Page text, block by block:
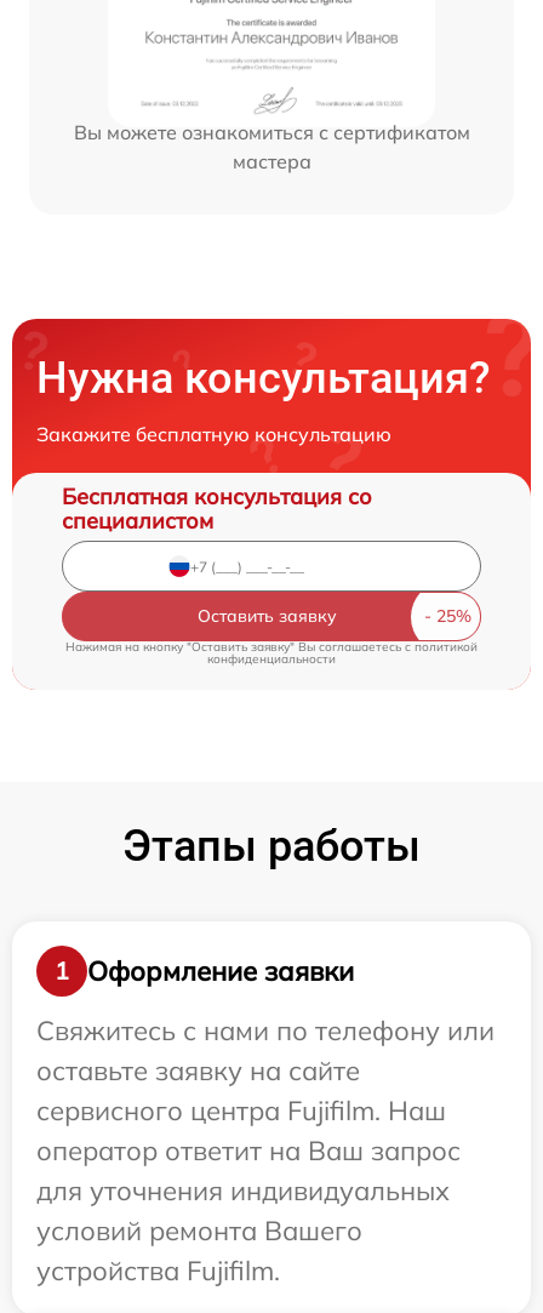
Вы можете ознакомиться с сертификатом
мастера
Нужна консультация?
Закажите бесплатную консультацию
Бесплатная консультация со
специалистом
Оставить заявку
Нажимая на кнопку "Оставить заявку" Вы соглашаетесь c политикой
конфиденциальности
Этапы работы
1
Оформление заявки
Свяжитесь с нами по телефону или
оставьте заявку на сайте
сервисного центра Fujifilm. Наш
оператор ответит на Ваш запрос
для уточнения индивидуальных
условий ремонта Вашего
устройства Fujifilm.